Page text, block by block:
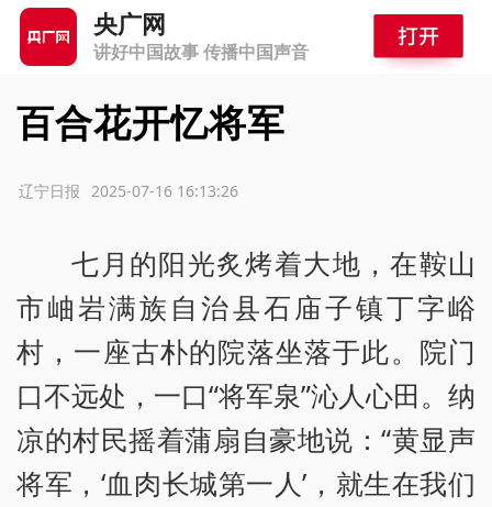
央广网
讲好中国故事 传播中国声音
百合花开忆将军
2025-07-16 16:13:26
辽宁日报
七月的阳光炙烤着大地，在鞍山
市岫岩满族自治县石庙子镇丁字峪
村，一座古朴的院落坐落于此。院门
口不远处，一口“将军泉”沁人心田。纳
凉的村民摇着蒲扇自豪地说：“黄显声
将军，‘血肉长城第一人’，就生在我们